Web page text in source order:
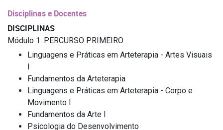
Disciplinas e Docentes
DISCIPLINAS
Módulo 1: PERCURSO PRIMEIRO
Linguagens e Práticas em Arteterapia - Artes Visuais
I
Fundamentos da Arteterapia
Linguagens e Práticas em Arteterapia - Corpo e
Movimento I
Fundamentos da Arte I
Psicologia do Desenvolvimento